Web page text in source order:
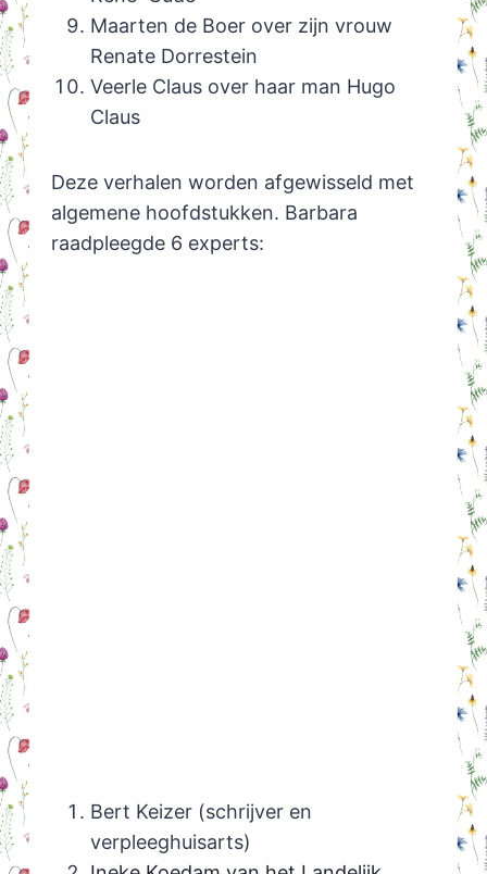
Maarten de Boer over zijn vrouw
Renate Dorrestein
Veerle Claus over haar man Hugo
Claus
Deze verhalen worden afgewisseld met
algemene hoofdstukken. Barbara
raadpleegde 6 experts:
Bert Keizer (schrijver en
verpleeghuisarts)